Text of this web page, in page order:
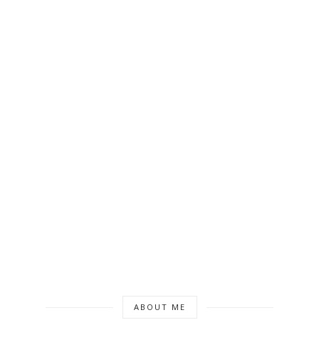
ABOUT ME